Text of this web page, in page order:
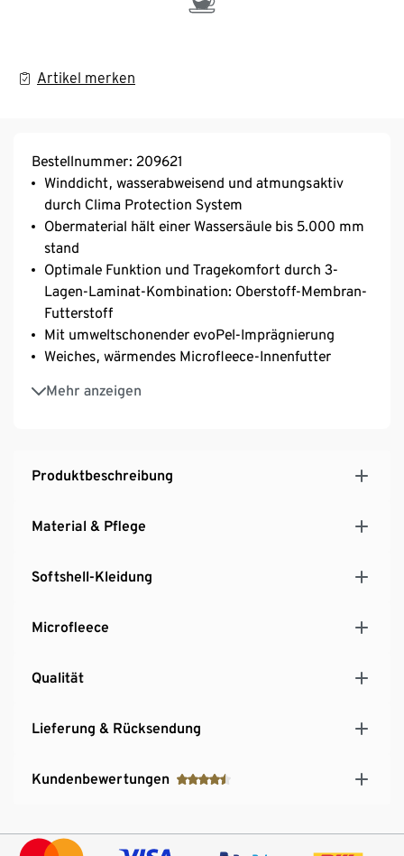
Artikel merken
Bestellnummer: 209621
Winddicht, wasserabweisend und atmungsaktiv
durch Clima Protection System
Obermaterial hält einer Wassersäule bis 5.000 mm
stand
Optimale Funktion und Tragekomfort durch 3-
Lagen-Laminat-Kombination: Oberstoff-Membran-
Futterstoff
Mit umweltschonender evoPel-Imprägnierung
Weiches, wärmendes Microfleece-Innenfutter
Mehr anzeigen
Elastisches Obermaterial für hohen Tragekomfort
und optimale Bewegungsfreiheit
Farblich abgesetzte Reißverschluss-Brusttasche
Front-Reißverschluss mit Kinnschutz
Weitenverstellbarer Saum durch Kordelzug mit
Produktbeschreibung
Material & Pflege
Softshell-Kleidung
Microfleece
Qualität
Lieferung & Rücksendung
Kundenbewertungen